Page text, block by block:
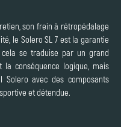
son frein à rétropédalage
le Solero SL 7 est la garantie
se traduise par un grand
conséquence logique, mais
avec des composants
et détendue.